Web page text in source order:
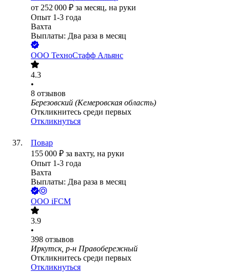
от 252 000 ₽ за месяц, на руки
Опыт 1-3 года
Вахта
Выплаты: Два раза в месяц
ООО ТехноСтафф Альянс
4.3
•
8 отзывов
Березовский (Кемеровская область)
Откликнитесь среди первых
Откликнуться
Повар
155 000 ₽ за вахту, на руки
Опыт 1-3 года
Вахта
Выплаты: Два раза в месяц
ООО iFCM
3.9
•
398 отзывов
Иркутск, р-н Правобережный
Откликнитесь среди первых
Откликнуться